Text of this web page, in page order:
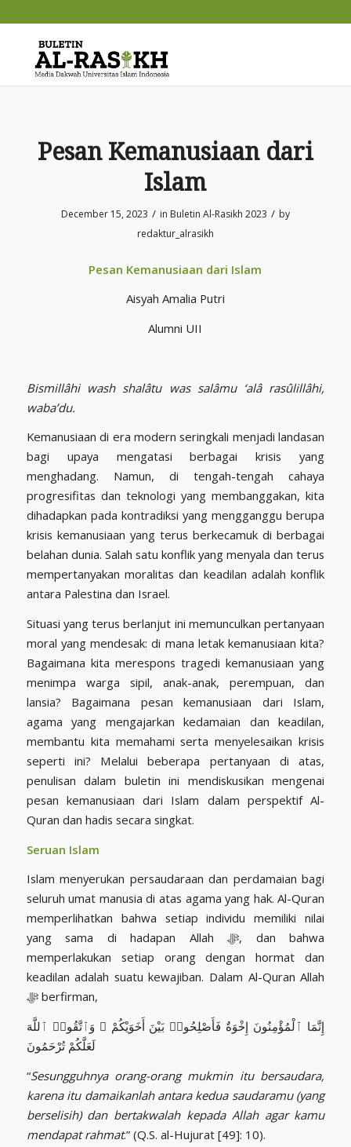
Pesan Kemanusiaan dari
Islam
December 15, 2023 / in Buletin Al-Rasikh 2023 / by
redaktur_alrasikh
Pesan Kemanusiaan dari Islam
Aisyah Amalia Putri
Alumni UII
Bismillâhi wash shalâtu was salâmu ‘alâ rasûlillâhi,
waba’du.
Kemanusiaan di era modern seringkali menjadi landasan
bagi upaya mengatasi berbagai krisis yang
menghadang. Namun, di tengah-tengah cahaya
progresifitas dan teknologi yang membanggakan, kita
dihadapkan pada kontradiksi yang mengganggu berupa
krisis kemanusiaan yang terus berkecamuk di berbagai
belahan dunia. Salah satu konflik yang menyala dan terus
mempertanyakan moralitas dan keadilan adalah konflik
antara Palestina dan Israel.
Situasi yang terus berlanjut ini memunculkan pertanyaan
moral yang mendesak: di mana letak kemanusiaan kita?
Bagaimana kita merespons tragedi kemanusiaan yang
menimpa warga sipil, anak-anak, perempuan, dan
lansia? Bagaimana pesan kemanusiaan dari Islam,
agama yang mengajarkan kedamaian dan keadilan,
membantu kita memahami serta menyelesaikan krisis
seperti ini? Melalui beberapa pertanyaan di atas,
penulisan dalam buletin ini mendiskusikan mengenai
pesan kemanusiaan dari Islam dalam perspektif Al-
Quran dan hadis secara singkat.
Seruan Islam
Islam menyerukan persaudaraan dan perdamaian bagi
seluruh umat manusia di atas agama yang hak. Al-Quran
memperlihatkan bahwa setiap individu memiliki nilai
yang sama di hadapan Allah ﷻ, dan bahwa
memperlakukan setiap orang dengan hormat dan
keadilan adalah suatu kewajiban. Dalam Al-Quran Allah
ﷻ berfirman,
إِنَّمَا ٱلْمُؤْمِنُونَ إِخْوَةٌ فَأَصْلِحُوا۟ بَيْنَ أَخَوَيْكُمْ ۚ وَٱتَّقُوا۟ ٱللَّهَ
لَعَلَّكُمْ تُرْحَمُونَ
“Sesungguhnya orang-orang mukmin itu bersaudara,
karena itu damaikanlah antara kedua saudaramu (yang
berselisih) dan bertakwalah kepada Allah agar kamu
mendapat rahmat.” (Q.S. al-Hujurat [49]: 10).